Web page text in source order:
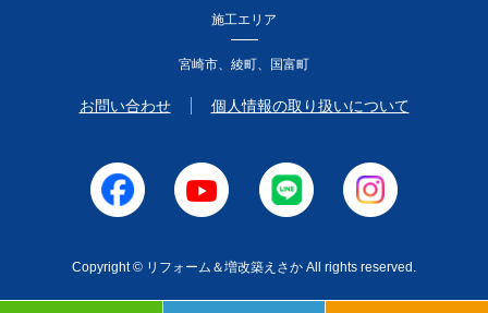
施工エリア
宮崎市、綾町、国富町
お問い合わせ 個人情報の取り扱いについて
Copyright © リフォーム＆増改築えさか All rights reserved.